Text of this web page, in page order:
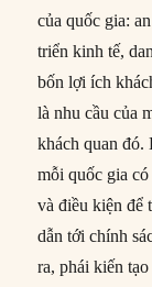
của quốc gia:
triển kinh tế,
bốn lợi ích
là nhu cầu của
khách quan đó.
mỗi quốc gia
và điều kiện để
dẫn tới chính
ra, phái kiến